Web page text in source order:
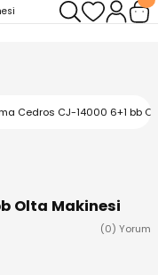
Cedros CJ-14000 6+1 bb
Olta Makinesi
(0) Yorum